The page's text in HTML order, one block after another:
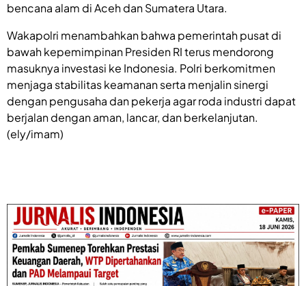
bencana alam di Aceh dan Sumatera Utara.
‎Wakapolri menambahkan bahwa pemerintah pusat di
bawah kepemimpinan Presiden RI terus mendorong
masuknya investasi ke Indonesia. Polri berkomitmen
menjaga stabilitas keamanan serta menjalin sinergi
dengan pengusaha dan pekerja agar roda industri dapat
berjalan dengan aman, lancar, dan berkelanjutan.
(ely/imam)